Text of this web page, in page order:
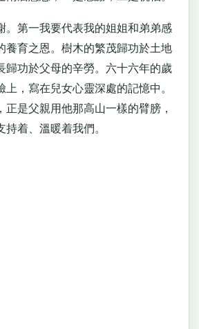
第一我要代表我的姐姐和弟弟感
養育之恩。樹木的繁茂歸功於土地
歸功於父母的辛勞。六十六年的歲
上，寫在兒女心靈深處的記憶中。
正是父親用他那高山一樣的臂膀，
着、溫暖着我們。